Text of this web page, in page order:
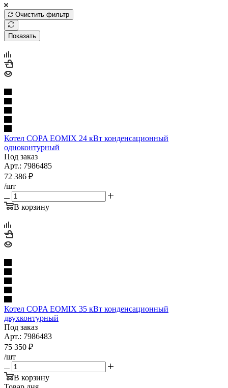
Очистить фильтр
Показать
Котел COPA EOMIX 24 кВт конденсационный
одноконтурный
Под заказ
Арт.: 7986485
72 386 ₽
/шт
В корзину
Котел COPA EOMIX 35 кВт конденсационный
двухконтурный
Под заказ
Арт.: 7986483
75 350 ₽
/шт
В корзину